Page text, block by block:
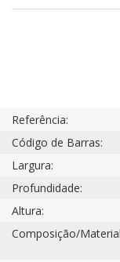
Referência:
Código de Barras:
Largura:
Profundidade:
Altura:
Composição/